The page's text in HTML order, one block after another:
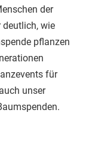
der
deutlich, wie
pflanzen
für
unser